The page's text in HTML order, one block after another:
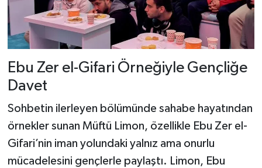
Ebu Zer el-Gifari Örneğiyle Gençliğe
Davet
Sohbetin ilerleyen bölümünde sahabe hayatından
örnekler sunan Müftü Limon, özellikle Ebu Zer el-
Gifari’nin iman yolundaki yalnız ama onurlu
mücadelesini gençlerle paylaştı. Limon, Ebu